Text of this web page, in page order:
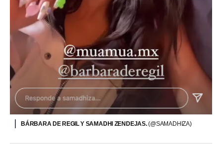
BÁRBARA DE REGIL Y SAMADHI ZENDEJAS.(@SAMADHIZA)